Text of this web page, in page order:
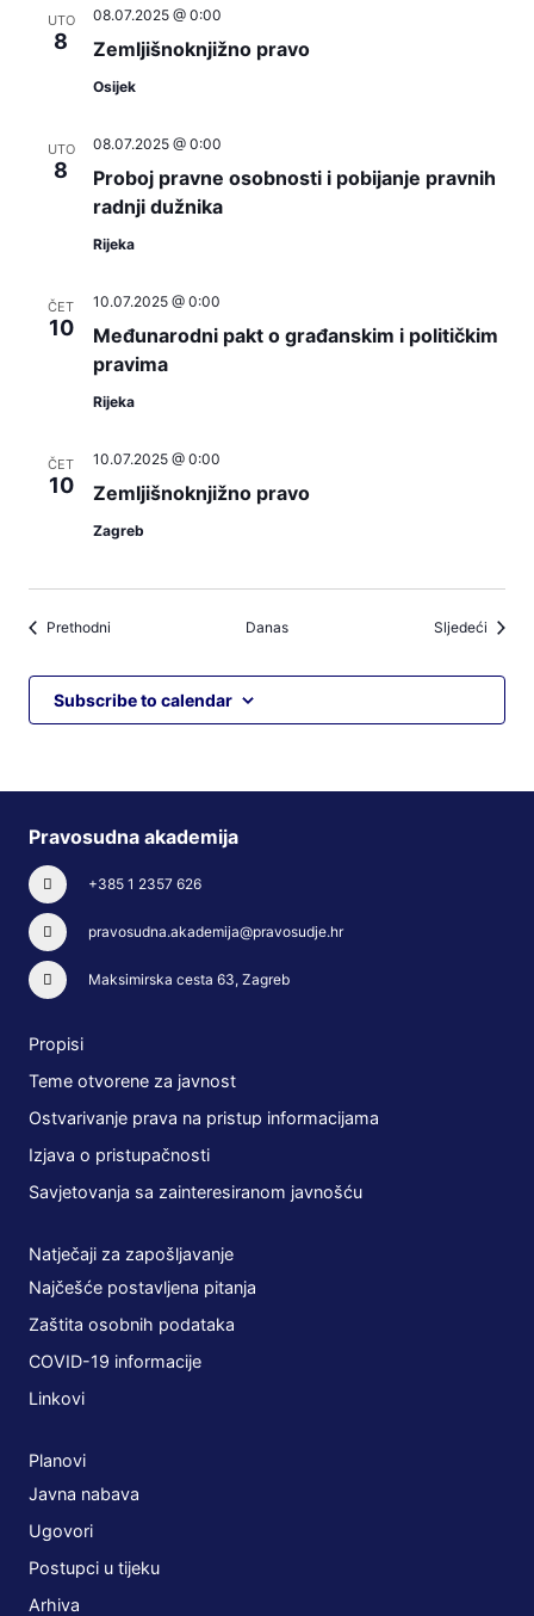
UTO
8 Zemljišnoknjižno pravo
08.07.2025 @ 0:00
Osijek
UTO
8
Proboj pravne osobnosti i pobijanje pravnih
radnji dužnika
08.07.2025 @ 0:00
Rijeka
ČET
10
Međunarodni pakt o građanskim i političkim
pravima
10.07.2025 @ 0:00
Rijeka
ČET
10 Zemljišnoknjižno pravo
10.07.2025 @ 0:00
Zagreb
Prethodni Danas Sljedeći
Subscribe to calendar
Pravosudna akademija
+385 1 2357 626
pravosudna.akademija@pravosudje.hr
Maksimirska cesta 63, Zagreb
Propisi
Teme otvorene za javnost
Ostvarivanje prava na pristup informacijama
Izjava o pristupačnosti
Savjetovanja sa zainteresiranom javnošću
Natječaji za zapošljavanje
Najčešće postavljena pitanja
Zaštita osobnih podataka
COVID-19 informacije
Linkovi
Planovi
Javna nabava
Ugovori
Postupci u tijeku
Arhiva